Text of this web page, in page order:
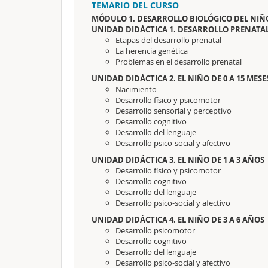
TEMARIO DEL CURSO
MÓDULO 1. DESARROLLO BIOLÓGICO DEL
UNIDAD DIDÁCTICA 1. DESARROLLO
Etapas del desarrollo prenatal
La herencia genética
Problemas en el desarrollo prenatal
UNIDAD DIDÁCTICA 2. EL NIÑO DE 0 A 15
Nacimiento
Desarrollo físico y psicomotor
Desarrollo sensorial y perceptivo
Desarrollo cognitivo
Desarrollo del lenguaje
Desarrollo psico-social y afectivo
UNIDAD DIDÁCTICA 3. EL NIÑO DE 1 A 3 AÑOS
Desarrollo físico y psicomotor
Desarrollo cognitivo
Desarrollo del lenguaje
Desarrollo psico-social y afectivo
UNIDAD DIDÁCTICA 4. EL NIÑO DE 3 A 6 AÑOS
Desarrollo psicomotor
Desarrollo cognitivo
Desarrollo del lenguaje
Desarrollo psico-social y afectivo